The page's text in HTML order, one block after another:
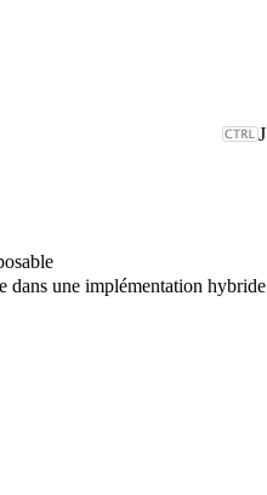
J
dans une implémentation hybride